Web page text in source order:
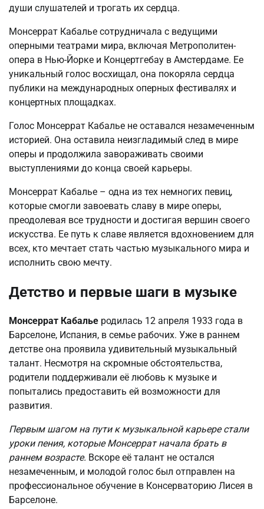
души слушателей и трогать их сердца.
Монсеррат Кабалье сотрудничала с ведущими
оперными театрами мира, включая Метрополитен-
опера в Нью-Йорке и Концертгебау в Амстердаме. Ее
уникальный голос восхищал, она покоряла сердца
публики на международных оперных фестивалях и
концертных площадках.
Голос Монсеррат Кабалье не оставался незамеченным
историей. Она оставила неизгладимый след в мире
оперы и продолжила завораживать своими
выступлениями до конца своей карьеры.
Монсеррат Кабалье – одна из тех немногих певиц,
которые смогли завоевать славу в мире оперы,
преодолевая все трудности и достигая вершин своего
искусства. Ее путь к славе является вдохновением для
всех, кто мечтает стать частью музыкального мира и
исполнить свою мечту.
Детство и первые шаги в музыке
Монсеррат Кабалье родилась 12 апреля 1933 года в
Барселоне, Испания, в семье рабочих. Уже в раннем
детстве она проявила удивительный музыкальный
талант. Несмотря на скромные обстоятельства,
родители поддерживали её любовь к музыке и
попытались предоставить ей возможности для
развития.
Первым шагом на пути к музыкальной карьере стали
уроки пения, которые Монсеррат начала брать в
раннем возрасте. Вскоре её талант не остался
незамеченным, и молодой голос был отправлен на
профессиональное обучение в Консерваторию Лисея в
Барселоне.